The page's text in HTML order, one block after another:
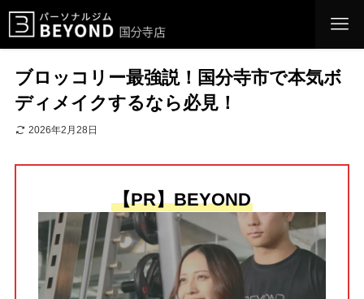
ブロッコリー最強説！国分寺市で本気ボ
ディメイクするなら必見！
2026年2月28日
【PR】BEYOND